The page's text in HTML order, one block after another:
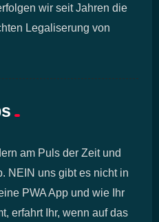
wir seit Jahren die
Legaliserung von
am Puls der Zeit und
NEIN uns gibt es nicht in
PWA App und wie Ihr
erfahrt Ihr, wenn auf das